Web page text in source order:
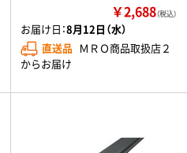
￥2,688（税込）
お届け日：8月12日（水）
直送品 ＭＲＯ商品取扱店２
からお届け